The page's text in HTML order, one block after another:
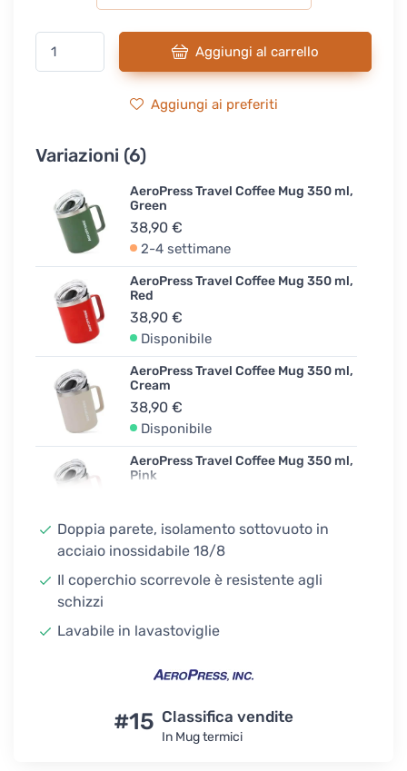
Aggiungi al carrello
Aggiungi ai preferiti
Variazioni (6)
AeroPress Travel Coffee Mug 350 ml,
Green
38,90 €
2-4 settimane
AeroPress Travel Coffee Mug 350 ml,
Red
38,90 €
Disponibile
AeroPress Travel Coffee Mug 350 ml,
Cream
38,90 €
Disponibile
AeroPress Travel Coffee Mug 350 ml,
Pink
AeroPress Travel Coffee Mug 350 ml,
38,90 €
AeroPress Travel Coffee Mug 350 ml,
38,90 €
Doppia parete, isolamento sottovuoto in
acciaio inossidabile 18/8
Il coperchio scorrevole è resistente agli
schizzi
Lavabile in lavastoviglie
#15 Classifica vendite
In Mug termici